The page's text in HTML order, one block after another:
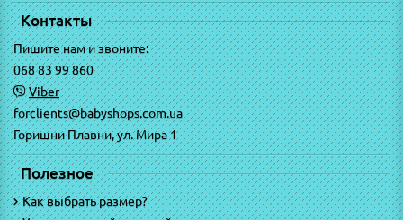
Контакты
Пишите нам и звоните:
068 83 99 860
Viber
forclients@babyshops.com.ua
Горишни Плавни, ул. Мира 1
Полезное
Как выбрать размер?